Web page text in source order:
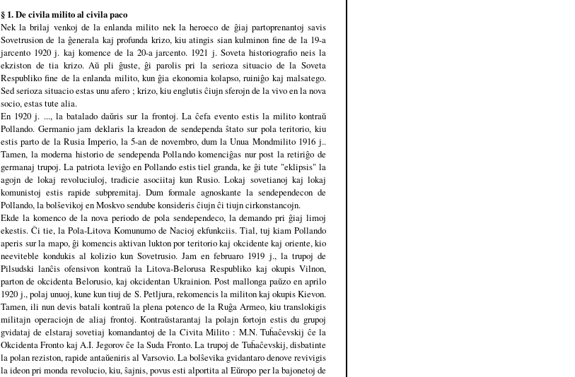
§ 1. De civila milito al civila paco
Nek la brilaj venkoj de la enlanda milito nek la heroeco de ĝiaj partoprenantoj savis
Sovetrusion de la ĝenerala kaj profunda krizo, kiu atingis sian kulminon fine de la 19-a
jarcento 1920 j. kaj komence de la 20-a jarcento. 1921 j. Soveta historiografio neis la
ekziston de tia krizo. Aŭ pli ĝuste, ĝi parolis pri la serioza situacio de la Soveta
Respubliko fine de la enlanda milito, kun ĝia ekonomia kolapso, ruiniĝo kaj malsatego.
Sed serioza situacio estas unu afero ; krizo, kiu englutis ĉiujn sferojn de la vivo en la nova
socio, estas tute alia.
En 1920 j. ..., la batalado daŭris sur la frontoj. La ĉefa evento estis la milito kontraŭ
Pollando. Germanio jam deklaris la kreadon de sendependa ŝtato sur pola teritorio, kiu
estis parto de la Rusia Imperio, la 5-an de novembro, dum la Unua Mondmilito 1916 j..
Tamen, la moderna historio de sendependa Pollando komenciĝas nur post la retiriĝo de
germanaj trupoj. La patriota leviĝo en Pollando estis tiel granda, ke ĝi tute "eklipsis" la
agojn de lokaj revoluciuloj, tradicie asociitaj kun Rusio. Lokaj sovetianoj kaj lokaj
komunistoj estis rapide subpremitaj. Dum formale agnoskante la sendependecon de
Pollando, la bolŝevikoj en Moskvo sendube konsideris ĉiujn ĉi tiujn cirkonstancojn.
Ekde la komenco de la nova periodo de pola sendependeco, la demando pri ĝiaj limoj
ekestis. Ĉi tie, la Pola-Litova Komunumo de Nacioj ekfunkciis. Tial, tuj kiam Pollando
aperis sur la mapo, ĝi komencis aktivan lukton por teritorio kaj okcidente kaj oriente, kio
neeviteble kondukis al kolizio kun Sovetrusio. Jam en februaro 1919 j., la trupoj de
Pilsudski lanĉis ofensivon kontraŭ la Litova-Belorusa Respubliko kaj okupis Vilnon,
parton de okcidenta Belorusio, kaj okcidentan Ukrainion. Post mallonga paŭzo en aprilo
1920 j., polaj unuoj, kune kun tiuj de S. Petljura, rekomencis la militon kaj okupis Kievon.
Tamen, ili nun devis batali kontraŭ la plena potenco de la Ruĝa Armeo, kiu translokigis
militajn operaciojn de aliaj frontoj. Kontraŭstarantaj la polajn fortojn estis du grupoj
gvidataj de elstaraj sovetiaj komandantoj de la Civita Milito : M.N. Tuĥaĉevskij ĉe la
Okcidenta Fronto kaj A.I. Jegorov ĉe la Suda Fronto. La trupoj de Tuĥaĉevskij, disbatinte
la polan reziston, rapide antaŭeniris al Varsovio. La bolŝevika gvidantaro denove revivigis
la ideon pri monda revolucio, kiu, ŝajnis, povus esti alportita al Eŭropo per la bajonetoj de